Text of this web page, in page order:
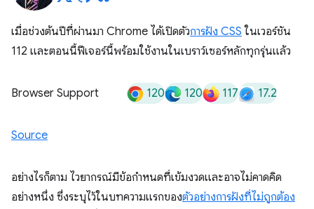
เมื่อช่วงต้นปีที่ผ่านมา Chrome ได้เปิดตัวการฝัง CSS ในเวอร์ชัน
112 และตอนนี้ฟีเจอร์นี้พร้อมใช้งานในเบราว์เซอร์หลักทุกรุ่นแล้ว
Browser Support 120 120 117 17.2
Source
อย่างไรก็ตาม ไวยากรณ์มีข้อกำหนดที่เข้มงวดและอาจไม่คาดคิด
อย่างหนึ่ง ซึ่งระบุไว้ในบทความแรกของตัวอย่างการฝังที่ไม่ถูกต้อง